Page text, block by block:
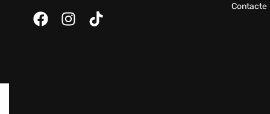
Contacte